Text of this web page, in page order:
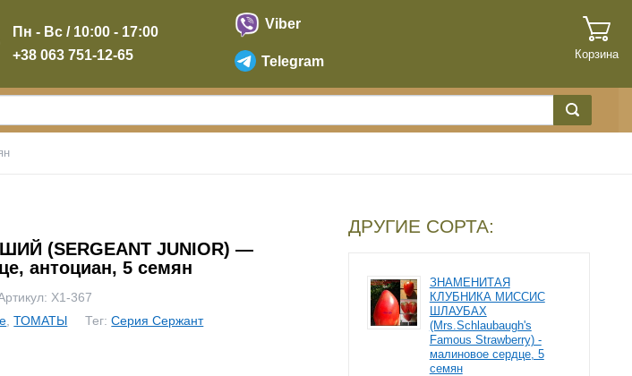
Пн - Вс / 10:00 - 17:00
+38 063 751-12-65
Viber
Telegram Корзина
(SERGEANT JUNIOR) —
антоциан, 5 семян
Х1-367
,ТОМАТЫ Тег:Серия Сержант
ДРУГИЕ СОРТА:
ЗНАМЕНИТАЯ
КЛУБНИКА МИССИС
ШЛАУБАХ
(Mrs.Schlaubaugh's
Famous Strawberry) -
малиновое сердце, 5
семян